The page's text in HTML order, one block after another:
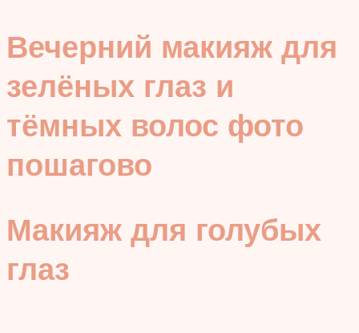
Вечерний макияж для
зелёных глаз и
тёмных волос фото
пошагово
Макияж для голубых
глаз